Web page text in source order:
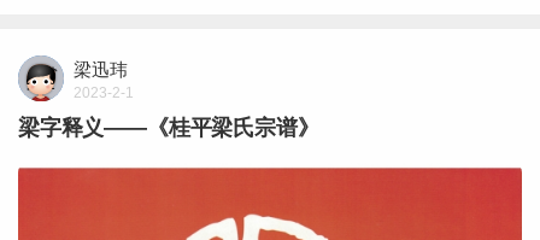
梁迅玮
2023-2-1
梁字释义——《桂平梁氏宗谱》